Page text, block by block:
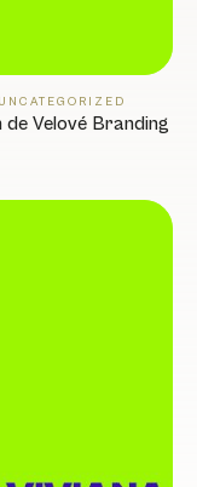
UNCATEGORIZED
Velové Branding